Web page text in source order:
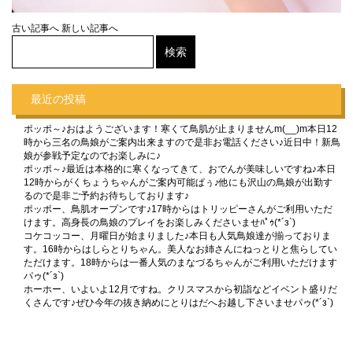
古い記事へ 新しい記事へ
最近の投稿
ポッポ～♪おはようございます！寒くて鳥肌が止まりませんm(__)m本日12
時から三名の鳥娘がご案内出来ますので是非お電話ください♪近日中！新鳥
娘が参戦予定なのでお楽しみに♪
ポッポ～♪最近は本格的に寒くなってきて、おでんが美味しいですね♪本日
12時からがくちょうちゃんがご案内可能ぱぅ♪他にも沢山の鳥娘が出勤す
るので是非ご予約お待ちしております♪
ポッポー、鳥肌オープンです♪17時からはトリッピーさんがご利用いただ
けます。高身長の鳥娘のプレイをお楽しみくださいませﾊﾟｩ(*´з`)
コケコッコー、月曜日が始まりました♪本日も人気鳥娘達が揃っておりま
す。16時からはしらとりちゃん。美人なお姉さんにねっとりと焦らしてい
ただけます。18時からは一番人気のまなづるちゃんがご利用いただけます
パゥ(*´з`)
ホーホー、いよいよ12月ですね。クリスマスから初詣などイベント盛りだ
くさんです♪ぜひ今年の抜き納めにとりはだへお越し下さいませパゥ(*´з`)